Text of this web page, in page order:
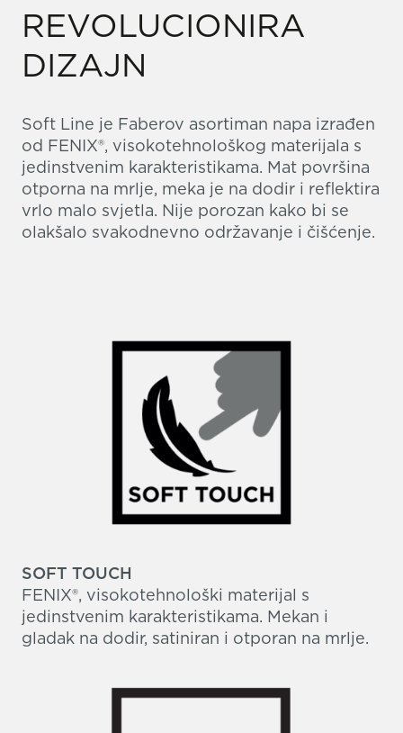
REVOLUCIONIRA
DIZAJN
Soft Line je Faberov asortiman napa izrađen
od FENIX®, visokotehnološkog materijala s
jedinstvenim karakteristikama. Mat površina
otporna na mrlje, meka je na dodir i reflektira
vrlo malo svjetla. Nije porozan kako bi se
olakšalo svakodnevno održavanje i čišćenje.
SOFT TOUCH
FENIX®, visokotehnološki materijal s
jedinstvenim karakteristikama. Mekan i
gladak na dodir, satiniran i otporan na mrlje.